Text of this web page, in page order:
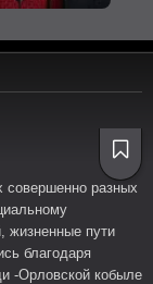
совершенно разных
жизненные пути
благодаря
-Орловской кобыле